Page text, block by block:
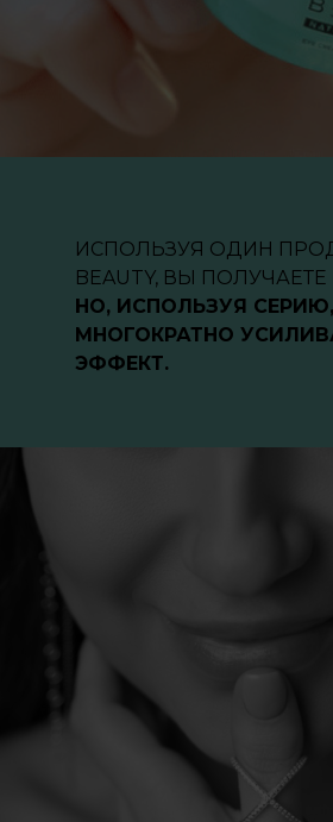
ИСПОЛЬЗУЯ ОДИН
BEAUTY, ВЫ ПОЛУЧАЕТЕ
НО, ИСПОЛЬЗУЯ
МНОГОКРАТНО
ЭФФЕКТ.